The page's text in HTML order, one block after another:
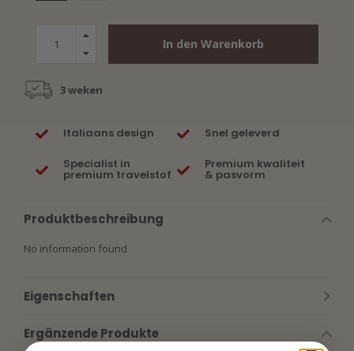
In den Warenkorb
3 weken
Italiaans design Snel geleverd
Specialist in
premium travelstof
Premium kwaliteit
& pasvorm
Produktbeschreibung
No information found
Eigenschaften
Ergänzende Produkte